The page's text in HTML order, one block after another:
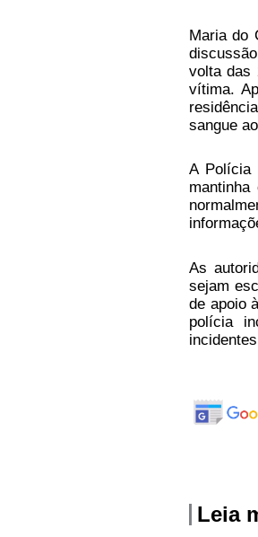
Maria do
volta das
vítima.
sangue
A Polícia
As
sejam
de apoio
polícia
Leia